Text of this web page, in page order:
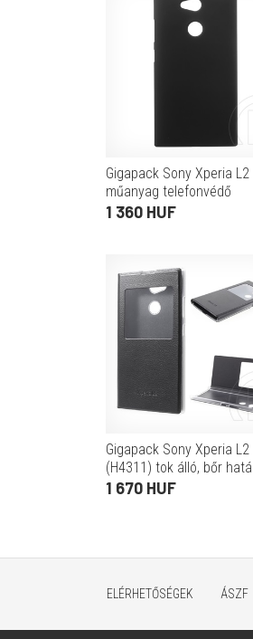
Gigapack Sony Xperia L2
műanyag telefonvédő
(gumírozott, fekete)
1 360 HUF
Gigapack Sony Xperia L2
(H4311) tok álló, bőr
(Flip, oldalra nyíló, View
1 670 HUF
ELÉRHETŐSÉGEK ÁSZF